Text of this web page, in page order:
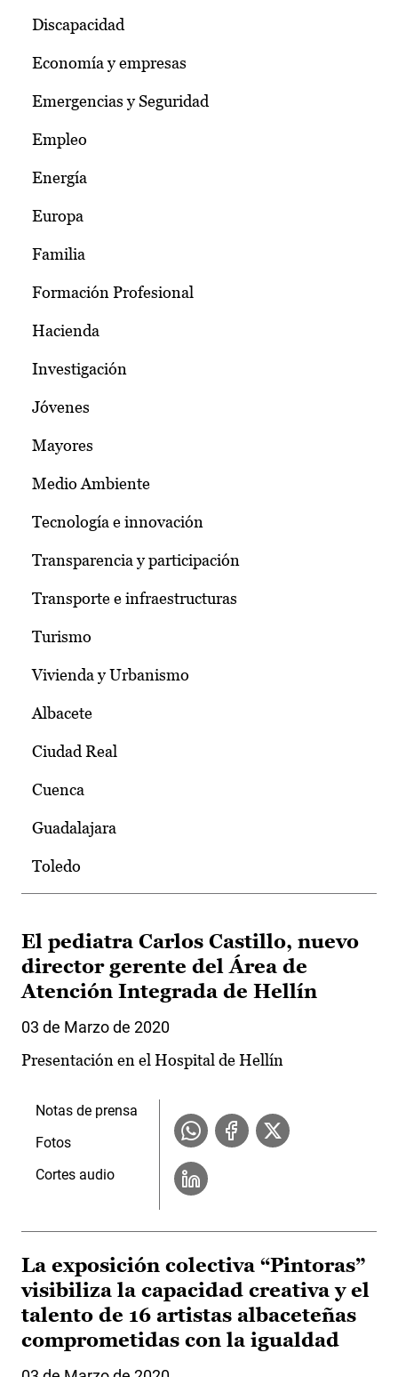
Discapacidad
Economía y empresas
Emergencias y Seguridad
Empleo
Energía
Europa
Familia
Formación Profesional
Hacienda
Investigación
Jóvenes
Mayores
Medio Ambiente
Tecnología e innovación
Transparencia y participación
Transporte e infraestructuras
Turismo
Vivienda y Urbanismo
Albacete
Ciudad Real
Cuenca
Guadalajara
Toledo
El pediatra Carlos Castillo, nuevo
director gerente del Área de
Atención Integrada de Hellín
03 de Marzo de 2020
Presentación en el Hospital de Hellín
Notas de prensa
Fotos
Cortes audio
La exposición colectiva “Pintoras”
visibiliza la capacidad creativa y el
talento de 16 artistas albaceteñas
comprometidas con la igualdad